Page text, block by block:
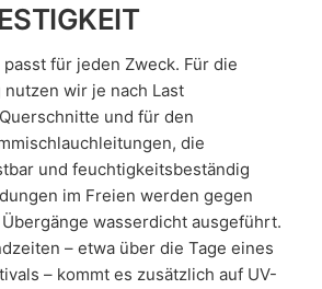
für jeden Zweck. Für die
wir je nach Last
und für den
die
und feuchtigkeitsbeständig
im Freien werden gegen
wasserdicht ausgeführt.
– etwa über die Tage eines
– kommt es zusätzlich auf UV-